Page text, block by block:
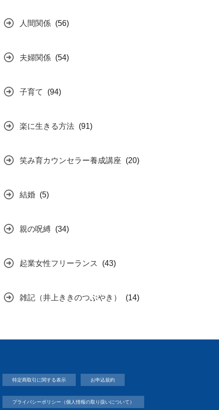
人間関係 (56)
夫婦関係 (54)
子育て (94)
楽に生きる方法 (91)
笑み育カウンセラー養成講座 (20)
結婚 (5)
親の呪縛 (34)
起業女性フリーランス (43)
雑記（井上ききのつぶやき） (14)
特定商取引に関する表示 お申込規約
プライバシーポリシー（個人情報の取り扱いについて）